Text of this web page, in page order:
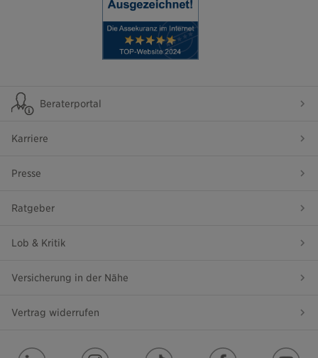
Beraterportal
Karriere
Presse
Ratgeber
Lob & Kritik
Versicherung in der Nähe
Vertrag widerrufen